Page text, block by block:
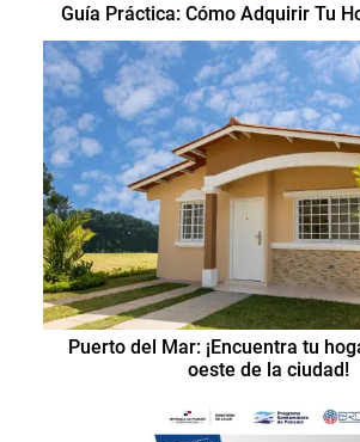
Guía Práctica: Cómo Adquirir Tu
Puerto del Mar: ¡Encuentra tu
oeste de la ciudad!